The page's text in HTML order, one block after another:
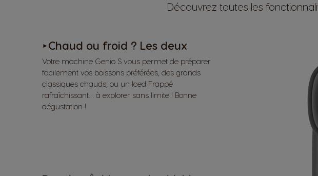
Découvrez toutes les
► Chaud ou froid ? Les deux
Votre machine Genio S vous permet de préparer
facilement vos boissons préférées, des grands
classiques chauds, ou un Iced Frappé
rafraîchissant… à explorer sans limite ! Bonne
dégustation !